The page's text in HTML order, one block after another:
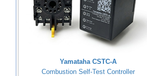
Yamataha CSTC-A
Combustion Self-Test Controller